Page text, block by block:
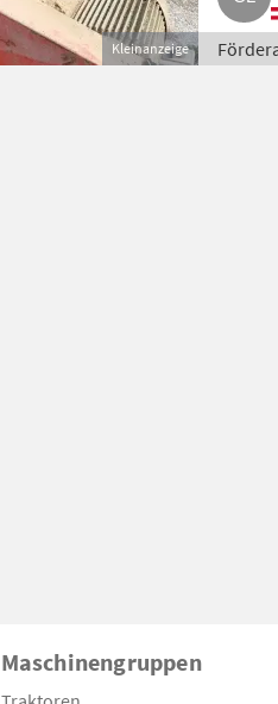
Kleinanzeige
Maschinengruppen